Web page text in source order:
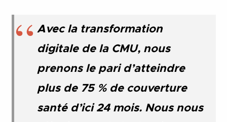
Avec la transformation
digitale de la CMU, nous
prenons le pari d’atteindre
plus de 75 % de couverture
santé d’ici 24 mois. Nous nous